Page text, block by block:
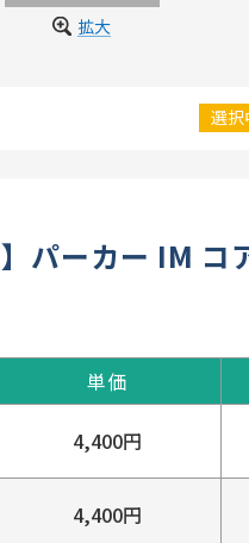
拡大
選択
】パーカー IM
単価
4,400円
4,400円